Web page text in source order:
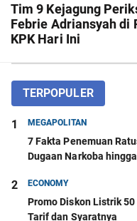
Tim 9 Kejagung
Febrie Adriansyah di
KPK Hari Ini
TERPOPULER
1 MEGAPOLITAN
7 Fakta Penemuan
Dugaan Narkoba
2 ECONOMY
Promo Diskon Listrik
Tarif dan Syaratnya